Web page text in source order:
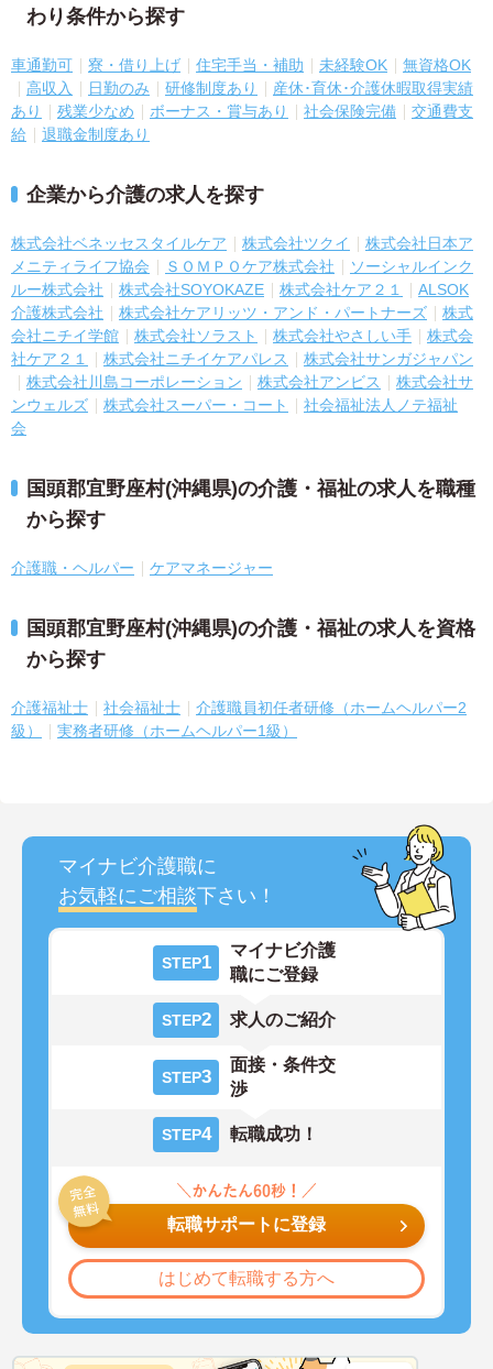
わり条件から探す
車通勤可 寮・借り上げ 住宅手当・補助 未経験OK
無資格OK
高収入
日勤のみ 研修制度あり
産休･育休･介護休暇取得実績
あり
残業少なめ ボーナス・賞与あり 社会保険完備
交通費支
給
退職金制度あり
企業から介護の求人を探す
株式会社ベネッセスタイルケア 株式会社ツクイ
株式会社日本ア
メニティライフ協会
ＳＯＭＰＯケア株式会社
ソーシャルインク
ルー株式会社
株式会社SOYOKAZE 株式会社ケア２１
ALSOK
介護株式会社
株式会社ケアリッツ・アンド・パートナーズ
株式
会社ニチイ学館
株式会社ソラスト 株式会社やさしい手
株式会
社ケア２１
株式会社ニチイケアパレス
株式会社サンガジャパン
株式会社川島コーポレーション
株式会社アンビス
株式会社サ
ンウェルズ
株式会社スーパー・コート
社会福祉法人ノテ福祉
会
国頭郡宜野座村(沖縄県)の介護・福祉の求人を職種
から探す
介護職・ヘルパー ケアマネージャー
国頭郡宜野座村(沖縄県)の介護・福祉の求人を資格
から探す
介護福祉士 社会福祉士
介護職員初任者研修（ホームヘルパー2
級）
実務者研修（ホームヘルパー1級）
マイナビ介護職に
お気軽にご相談下さい！
STEP1
マイナビ介護
職にご登録
STEP2 求人のご紹介
STEP3
面接・条件交
渉
STEP4 転職成功！
転職サポートに登録
はじめて転職する方へ